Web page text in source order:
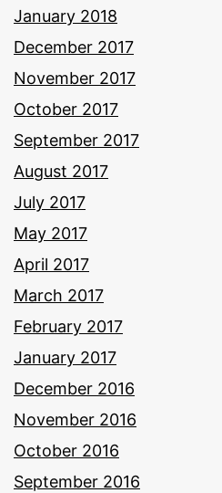
January 2018
December 2017
November 2017
October 2017
September 2017
August 2017
July 2017
May 2017
April 2017
March 2017
February 2017
January 2017
December 2016
November 2016
October 2016
September 2016